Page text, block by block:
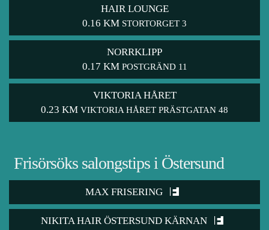
HAIR LOUNGE
0.16 KM STORTORGET 3
NORRKLIPP
0.17 KM POSTGRÄND 11
VIKTORIA HÅRET
0.23 KM VIKTORIA HÅRET PRÄSTGATAN 48
Frisörsöks salongstips i Östersund
MAX FRISERING
NIKITA HAIR ÖSTERSUND KÄRNAN